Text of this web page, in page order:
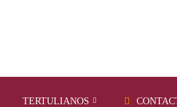
TERTULIANOS